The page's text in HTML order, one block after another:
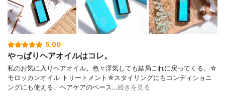
5.00
やっぱりヘアオイルはコレ。
私のお気に入りヘアオイル。色々浮気しても結局これに戻ってくる。☆
モロッカンオイル トリートメント☆スタイリングにもコンディショニ
ングにも使える、ヘアケアのベース…続きを見る